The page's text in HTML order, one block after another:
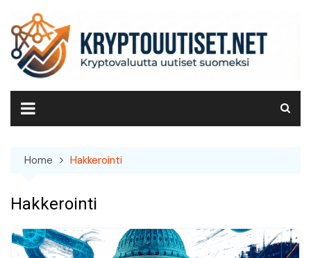
content
Home Hakkerointi
Hakkerointi